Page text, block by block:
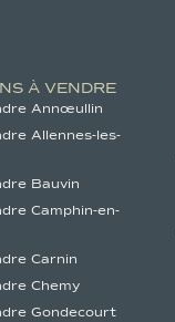
À VENDRE
Annœullin
Allennes-les-
Bauvin
Camphin-en-
Carnin
Chemy
Gondecourt